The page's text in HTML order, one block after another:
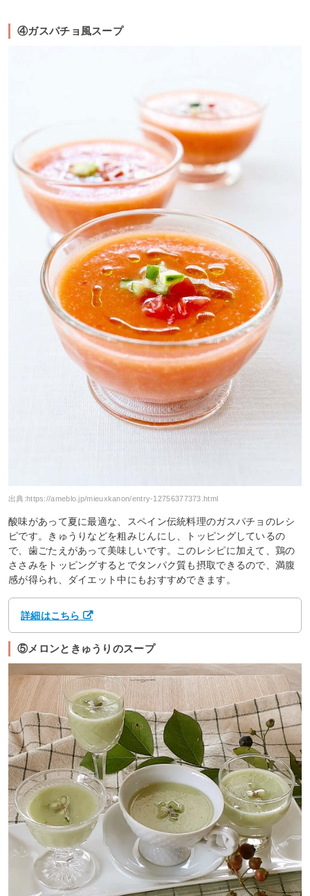
④ガスパチョ風スープ
出典:https://ameblo.jp/mieuxkanon/entry-12756377373.html
酸味があって夏に最適な、スペイン伝統料理のガスパチョのレシ
ピです。きゅうりなどを粗みじんにし、トッピングしているの
で、歯ごたえがあって美味しいです。このレシピに加えて、鶏の
ささみをトッピングするとでタンパク質も摂取できるので、満腹
感が得られ、ダイエット中にもおすすめできます。
詳細はこちら
⑤メロンときゅうりのスープ